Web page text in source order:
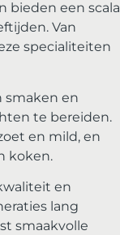
bieden een scala
Van
specialiteiten
smaken en
te bereiden.
en mild, en
koken.
en
lang
smaakvolle